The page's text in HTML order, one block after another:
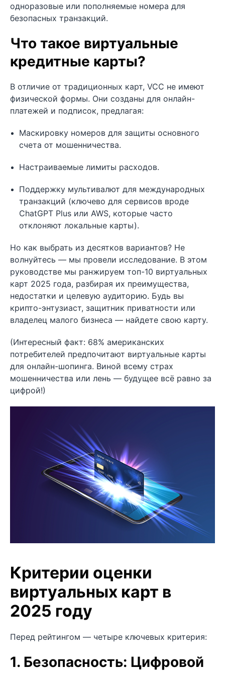
одноразовые или пополняемые номера для
безопасных транзакций.
Что такое виртуальные
кредитные карты?
В отличие от традиционных карт, VCC не имеют
физической формы. Они созданы для онлайн-
платежей и подписок, предлагая:
Маскировку номеров для защиты основного
счета от мошенничества.
Настраиваемые лимиты расходов.
Поддержку мультивалют для международных
транзакций (ключево для сервисов вроде
ChatGPT Plus или AWS, которые часто
отклоняют локальные карты).
Но как выбрать из десятков вариантов? Не
волнуйтесь — мы провели исследование. В этом
руководстве мы ранжируем топ-10 виртуальных
карт 2025 года, разбирая их преимущества,
недостатки и целевую аудиторию. Будь вы
крипто-энтузиаст, защитник приватности или
владелец малого бизнеса — найдете свою карту.
(Интересный факт: 68% американских
потребителей предпочитают виртуальные карты
для онлайн-шопинга. Виной всему страх
мошенничества или лень — будущее всё равно за
цифрой!)
Критерии оценки
виртуальных карт в
2025 году
Перед рейтингом — четыре ключевых критерия:
1. Безопасность: Цифровой